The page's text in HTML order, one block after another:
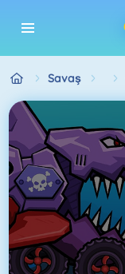
Savaş